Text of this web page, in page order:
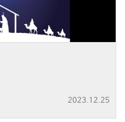
2023.12.25